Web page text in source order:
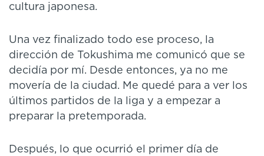
cultura japonesa.
Una vez finalizado todo ese proceso, la
dirección de Tokushima me comunicó que se
decidía por mí. Desde entonces, ya no me
movería de la ciudad. Me quedé para a ver los
últimos partidos de la liga y a empezar a
preparar la pretemporada.
Después, lo que ocurrió el primer día de